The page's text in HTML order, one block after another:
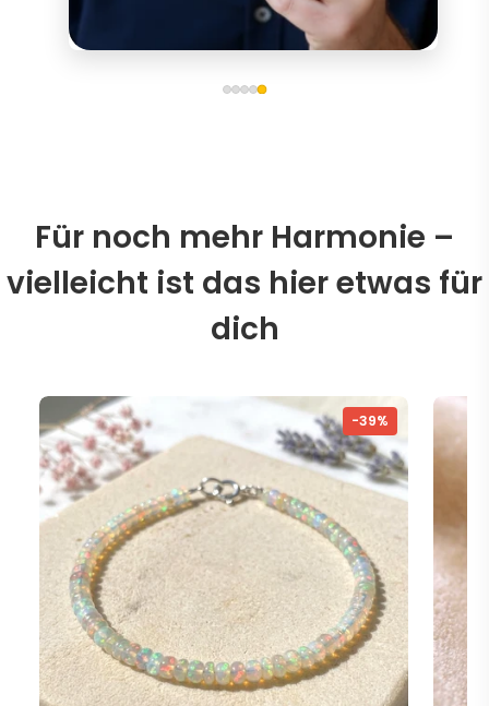
Für noch mehr Harmonie –
vielleicht ist das hier etwas für
dich
-39%